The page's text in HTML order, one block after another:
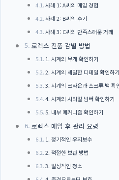
사례 1: A씨의 매입 경험
사례 2: B씨의 후기
사례 3: C씨의 만족스러운 거래
로렉스 진품 감별 방법
1. 시계의 무게 확인하기
2. 시계의 세밀한 디테일 확인하기
3. 시계의 크라운과 스크류 백 확
4. 시계의 시리얼 넘버 확인하기
5. 내부 메커니즘 확인하기
로렉스 매입 후 관리 요령
1. 정기적인 유지보수
2. 적절한 보관 방법
3. 일상적인 청소